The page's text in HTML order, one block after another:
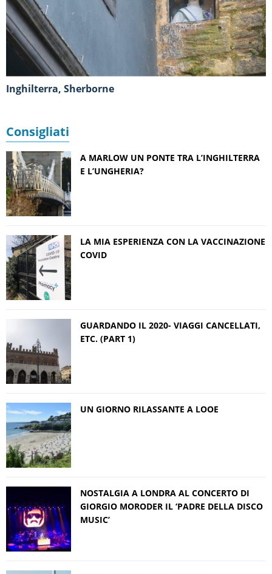
Inghilterra, Sherborne
Consigliati
A MARLOW UN PONTE TRA L’INGHILTERRA
E L’UNGHERIA?
LA MIA ESPERIENZA CON LA VACCINAZIONE
COVID
GUARDANDO IL 2020- VIAGGI CANCELLATI,
ETC. (PART 1)
UN GIORNO RILASSANTE A LOOE
NOSTALGIA A LONDRA AL CONCERTO DI
GIORGIO MORODER IL ‘PADRE DELLA DISCO
MUSIC’